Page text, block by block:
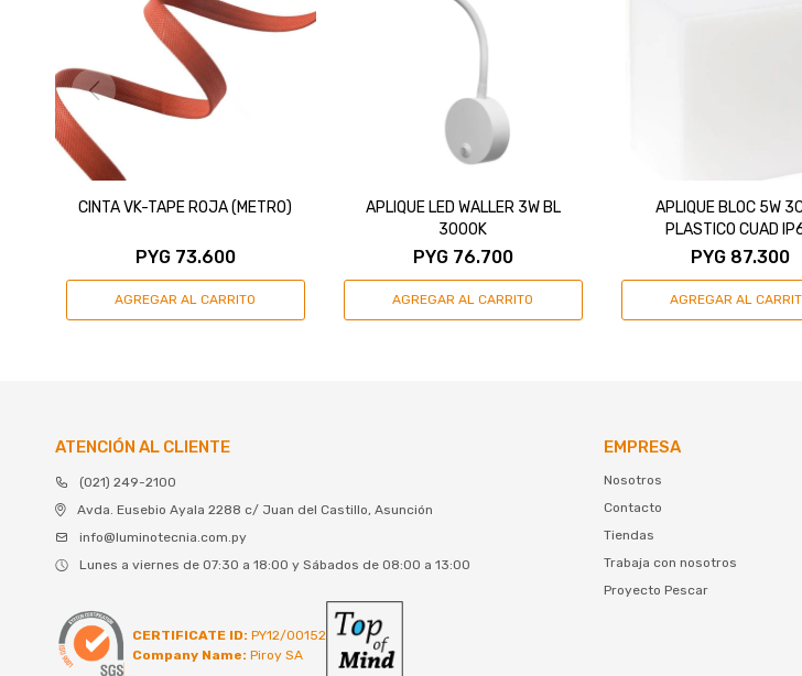
CINTA VK-TAPE ROJA (METRO)
PYG 73.600
APLIQUE LED WALLER 3W BL
3000K
PYG 76.700
APLIQUE BLOC 5W
PLASTICO CUAD
PYG 87.300
ATENCIÓN AL CLIENTE
(021) 249-2100
Avda. Eusebio Ayala 2288 c/ Juan del Castillo, Asunción
info@luminotecnia.com.py
Lunes a viernes de 07:30 a 18:00 y Sábados de 08:00 a 13:00
CERTIFICATE ID: PY12/00152
Company Name: Piroy SA
EMPRESA
Nosotros
Contacto
Tiendas
Trabaja con nosotros
Proyecto Pescar